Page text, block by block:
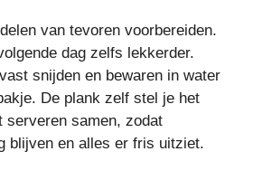
van tevoren voorbereiden.
dag zelfs lekkerder.
snijden en bewaren in water
De plank zelf stel je het
serveren samen, zodat
blijven en alles er fris uitziet.